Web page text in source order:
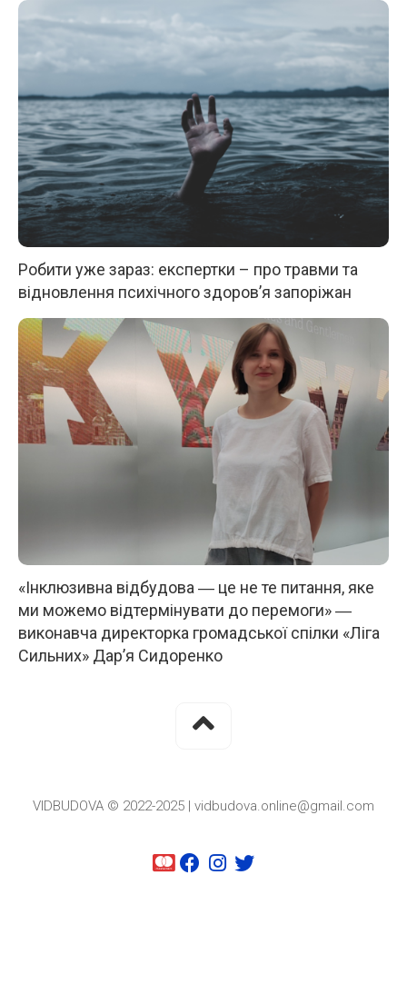
Робити уже зараз: експертки – про травми та
відновлення психічного здоров’я запоріжан
«Інклюзивна відбудова ― це не те питання, яке
ми можемо відтермінувати до перемоги» ―
виконавча директорка громадської спілки «Ліга
Сильних» Дар’я Сидоренко
VIDBUDOVA © 2022-2025 | vidbudova.online@gmail.com